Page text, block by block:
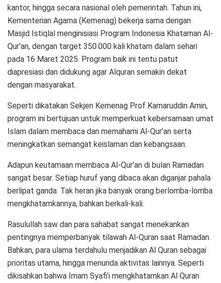
kantor, hingga secara nasional oleh pemerintah. Tahun ini,
Kementerian Agama (Kemenag) bekerja sama dengan
Masjid Istiqlal menginisiasi Program Indonesia Khataman Al-
Qur’an, dengan target 350.000 kali khatam dalam sehari
pada 16 Maret 2025. Program baik ini tentu patut
diapresiasi dan didukung agar Alquran semakin dekat
dengan masyarakat.
Seperti dikatakan Sekjen Kemenag Prof Kamaruddin Amin,
program ini bertujuan untuk memperkuat kebersamaan umat
Islam dalam membaca dan memahami Al-Qur’an serta
meningkatkan semangat keislaman dan kebangsaan.
Adapun keutamaan membaca Al-Qur’an di bulan Ramadan
sangat besar. Setiap huruf yang dibaca akan diganjar pahala
berlipat ganda. Tak heran jika banyak orang berlomba-lomba
mengkhatamkannya, bahkan berkali-kali.
Rasulullah saw dan para sahabat sangat menekankan
pentingnya memperbanyak tilawah Al-Quran saat Ramadan.
Bahkan, para ulama terdahulu menjadikan Al Quran sebagai
prioritas utama, hingga menunda aktivitas lainnya. Seperti
dikisahkan bahwa Imam Syafi’i mengkhatamkan Al Quran